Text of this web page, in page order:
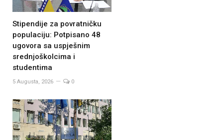
Stipendije za povratničku
populaciju: Potpisano 48
ugovora sa uspješnim
srednjoškolcima i
studentima
5 Augusta, 2026 0